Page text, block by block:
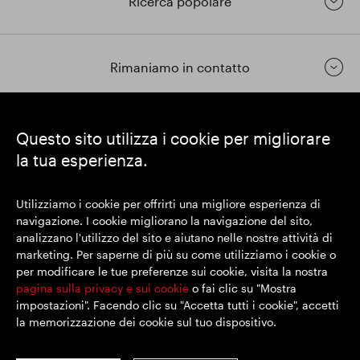
Questo sito utilizza i cookie per migliorare
la tua esperienza.
Utilizziamo i cookie per offrirti una migliore esperienza di
navigazione. I cookie migliorano la navigazione del sito,
analizzano l'utilizzo del sito e aiutano nelle nostre attività di
marketing. Per saperne di più su come utilizziamo i cookie o
per modificare le tue preferenze sui cookie, visita la nostra
pagina sulla privacy e sui cookie o fai clic su "Mostra
impostazioni". Facendo clic su "Accetta tutti i cookie", accetti
la memorizzazione dei cookie sul tuo dispositivo.
Rimaniamo in contatto
https://www.linkedin.com/
https://www.youtube.com/
https://twitter.com/
SEGRO plc
Numero di registrazione nel Regno Unito 167591
Luogo di registrazione: Inghilterra e Galles
© SEGRO 2022
Disclaimer
Politica sui cookie